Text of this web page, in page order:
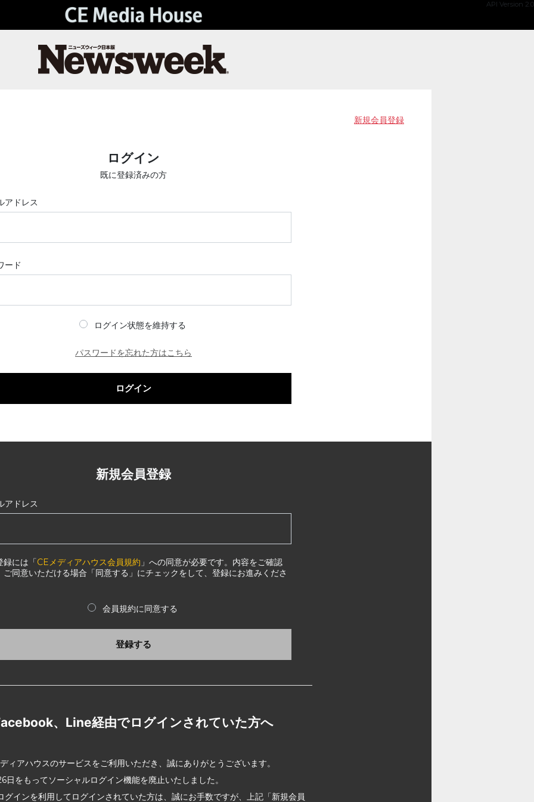
API Version 2.0
新規会員登録
ログイン
既に登録済みの方
アドレス
ード
ログイン状態を維持する
パスワードを忘れた方はこちら
ログイン
新規会員登録
アドレス
録には「CEメディアハウス会員規約 」への同意が必要です。内容をご確認
ご同意いただける場合「同意する」にチェックをして、登録にお進みくださ
会員規約に同意する
登録する
、Line経由でログインされていた方へ
ィアハウスのサービスをご利用いただき、誠にありがとうございます。
日をもってソーシャルログイン機能を廃止いたしました。
グインを利用してログインされていた方は、誠にお手数ですが、上記「新規会員